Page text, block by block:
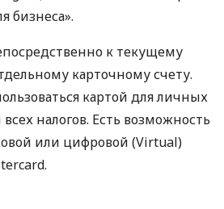
бизнеса».
к текущему
карточному счету.
картой для личных
налогов. Есть возможность
или цифровой (Virtual)